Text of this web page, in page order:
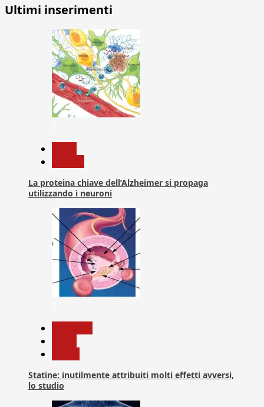
Ultimi inserimenti
La proteina chiave dell’Alzheimer si propaga
utilizzando i neuroni
Statine: inutilmente attribuiti molti effetti avversi,
lo studio